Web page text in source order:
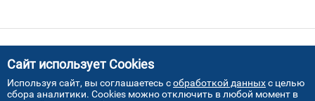
ПРИСОЕДИНЯЙТЕСЬ!
Сайт использует Cookies
Используя сайт, вы соглашаетесь собработкой данныхс целью
сбора аналитики. Cookies можно отключить в любой момент в